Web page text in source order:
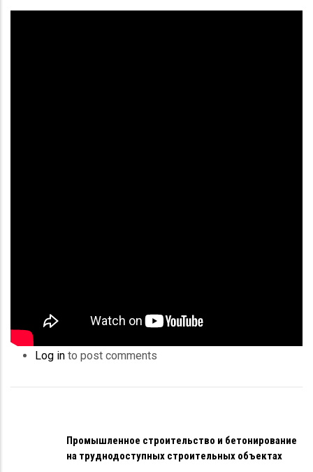
Log in to post comments
Промышленное строительство и бетонирование
на труднодоступных строительных объектах